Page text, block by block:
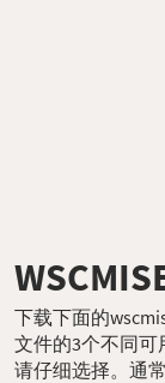
下载下面的
文件的3个不同可
请仔细选择。通